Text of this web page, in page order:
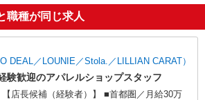
職種が同じ求人
DEAL／LOUNIE／Stola.／LILLIAN CARAT）
験歓迎のアパレルショップスタッフ
【店長候補（経験者）】 ■首都圏／月給30万